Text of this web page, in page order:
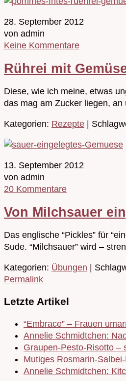
28. September 2012
von admin
Keine Kommentare
Rührei mit
Diese, wie ich meine, etwas
das mag am Zucker liegen,
Kategorien: Rezepte |
13. September 2012
von admin
20 Kommentare
Von Milchsauer
Das englische “Pickles” für
Sude. “Milchsauer” wird –
Kategorien: Übungen |
Permalink
Letzte Artikel
“Embrace” – Frauen
Annelie Schmidtchen:
Graupen-Pesto-Risotto –
Mutiges Rosmarin-
Annelie Schmidtchen: